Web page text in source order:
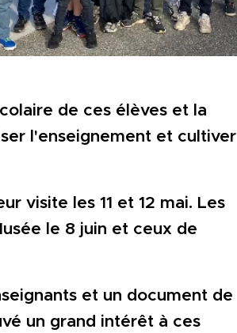
de ces élèves et la
l'enseignement et cultiver
visite les 11 et 12 mai. Les
le 8 juin et ceux de
et un document de
un grand intérêt à ces